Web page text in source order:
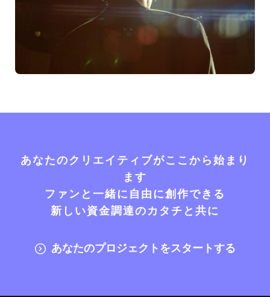
あなたのクリエイティブがここから始まり
ます
ファンと一緒に自由に創作できる
新しい資金調達のカタチと共に
あなたのプロジェクトをスタートする